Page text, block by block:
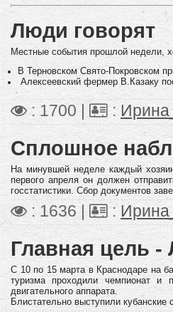
Люди говорят
Местные события прошлой недели,
В Терновском Свято-Покровском
Алексеевский фермер В.Казаку
: 1700 | :
Сплошное
На минувшей неделе каждый
первого апреля он должен
госстатистики. Сбор документов
: 1636 | :
Главная цель -
С 10 по 15 марта в Краснодаре на
туризма проходили чемпионат и
двигательного аппарата.
Блистательно выступили